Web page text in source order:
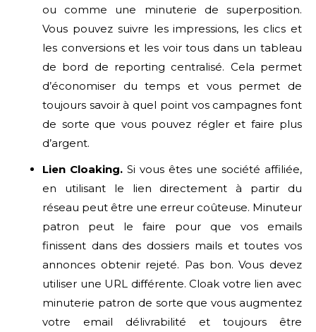
ou comme une minuterie de superposition.
Vous pouvez suivre les impressions, les clics et
les conversions et les voir tous dans un tableau
de bord de reporting centralisé. Cela permet
d’économiser du temps et vous permet de
toujours savoir à quel point vos campagnes font
de sorte que vous pouvez régler et faire plus
d’argent.
Lien Cloaking. Si vous êtes une société affiliée,
en utilisant le lien directement à partir du
réseau peut être une erreur coûteuse. Minuteur
patron peut le faire pour que vos emails
finissent dans des dossiers mails et toutes vos
annonces obtenir rejeté. Pas bon. Vous devez
utiliser une URL différente. Cloak votre lien avec
minuterie patron de sorte que vous augmentez
votre email délivrabilité et toujours être